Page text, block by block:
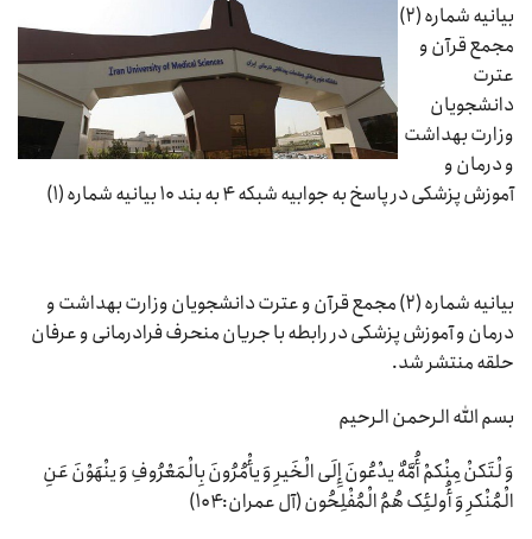
بیانیه شماره (۲)
مجمع قرآن و
عترت
دانشجویان
وزارت بهداشت
و درمان و
آموزش پزشکی در پاسخ به جوابیه شبکه ۴ به بند ۱۰ بیانیه شماره (۱)
بیانیه شماره (۲) مجمع قرآن و عترت دانشجویان وزارت بهداشت و
درمان و آموزش پزشکی در رابطه با جریان منحرف فرادرمانی و عرفان
حلقه منتشر شد.
بسم الله الرحمن الرحیم
وَ لْتَکنْ مِنْکمْ أُمَّهٌ یدْعُونَ إِلَی الْخَیرِ وَ یأْمُرُونَ بِالْمَعْرُوفِ وَ ینْهَوْنَ عَنِ
الْمُنْکرِ وَ أُولئِک هُمُ الْمُفْلِحُون (آل عمران:۱۰۴)